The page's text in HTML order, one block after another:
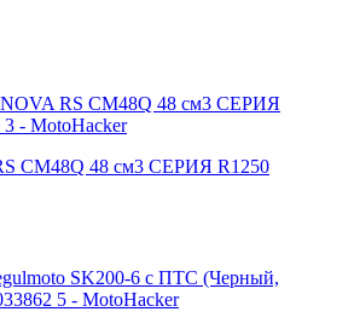
CM48Q 48 см3 СЕРИЯ R1250